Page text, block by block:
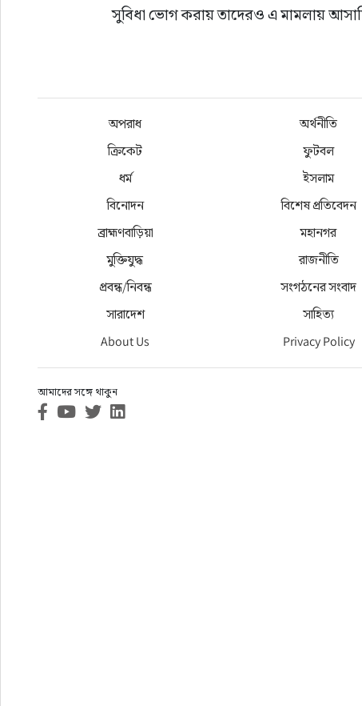
সুবিধা ভোগ করায় তাদেরও এ মামলায়
অপরাধ অর্থনীতি
ক্রিকেট
ফুটবল
ধর্ম
ইসলাম
বিনোদন
বিশেষ প্রতিবেদন
ব্রাহ্মণবাড়িয়া
মহানগর
মুক্তিযুদ্ধ
রাজনীতি
প্রবন্ধ/নিবন্ধ
সংগঠনের সংবাদ
সারাদেশ
সাহিত্য
About Us
Privacy Policy
আমাদের সঙ্গে থাকুন